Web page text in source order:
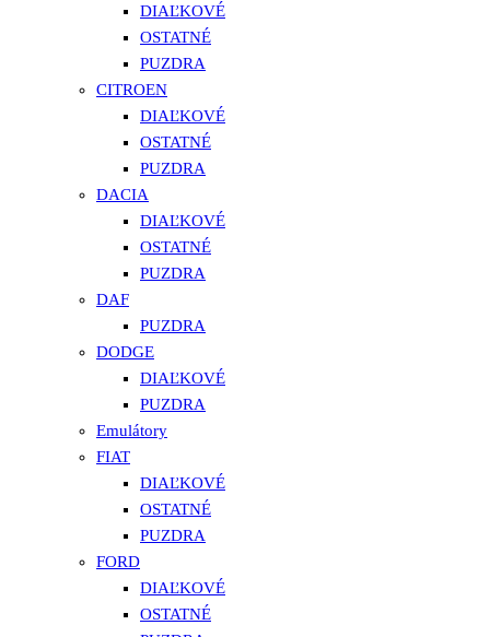
DIAĽKOVÉ
OSTATNÉ
PUZDRA
CITROEN
DIAĽKOVÉ
OSTATNÉ
PUZDRA
DACIA
DIAĽKOVÉ
OSTATNÉ
PUZDRA
DAF
PUZDRA
DODGE
DIAĽKOVÉ
PUZDRA
Emulátory
FIAT
DIAĽKOVÉ
OSTATNÉ
PUZDRA
FORD
DIAĽKOVÉ
OSTATNÉ